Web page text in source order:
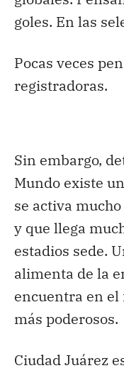
goles. En las
Pocas veces
registradoras.
Sin embargo,
Mundo existe
se activa
y que llega
estadios sede.
alimenta de la
encuentra en el
más poderosos.
Ciudad Juárez